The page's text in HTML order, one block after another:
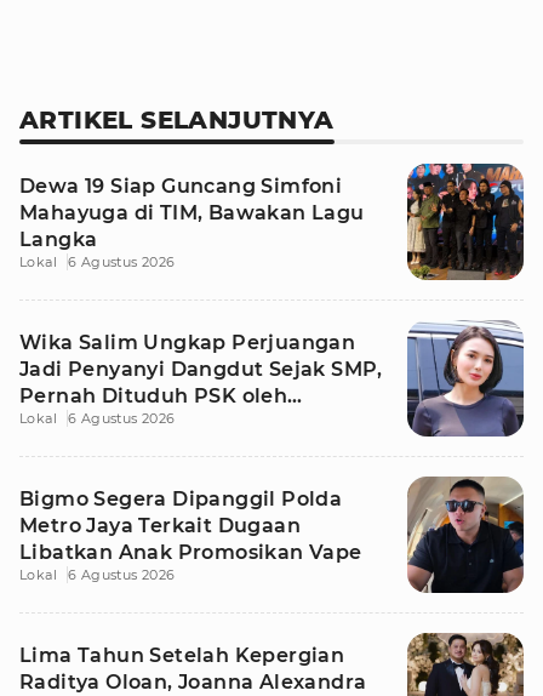
ARTIKEL SELANJUTNYA
Dewa 19 Siap Guncang Simfoni
Mahayuga di TIM, Bawakan Lagu
Langka
Lokal 6 Agustus 2026
Wika Salim Ungkap Perjuangan
Jadi Penyanyi Dangdut Sejak SMP,
Pernah Dituduh PSK oleh
Tetangga
Lokal 6 Agustus 2026
Bigmo Segera Dipanggil Polda
Metro Jaya Terkait Dugaan
Libatkan Anak Promosikan Vape
Lokal 6 Agustus 2026
Lima Tahun Setelah Kepergian
Raditya Oloan, Joanna Alexandra